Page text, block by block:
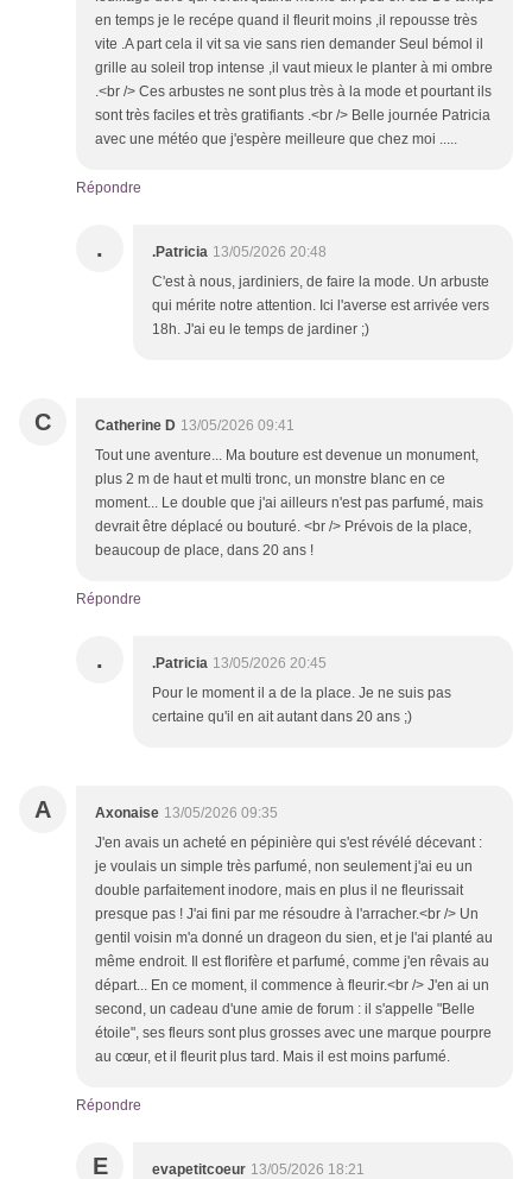
en temps je le recépe quand il fleurit moins ,il repousse très
vite .A part cela il vit sa vie sans rien demander Seul bémol il
grille au soleil trop intense ,il vaut mieux le planter à mi ombre
.<br /> Ces arbustes ne sont plus très à la mode et pourtant ils
sont très faciles et très gratifiants .<br /> Belle journée Patricia
avec une météo que j'espère meilleure que chez moi .....
Répondre
. .Patricia 13/05/2026 20:48
C'est à nous, jardiniers, de faire la mode. Un arbuste
qui mérite notre attention. Ici l'averse est arrivée vers
18h. J'ai eu le temps de jardiner ;)
C Catherine D 13/05/2026 09:41
Tout une aventure... Ma bouture est devenue un monument,
plus 2 m de haut et multi tronc, un monstre blanc en ce
moment... Le double que j'ai ailleurs n'est pas parfumé, mais
devrait être déplacé ou bouturé. <br /> Prévois de la place,
beaucoup de place, dans 20 ans !
Répondre
. .Patricia 13/05/2026 20:45
Pour le moment il a de la place. Je ne suis pas
certaine qu'il en ait autant dans 20 ans ;)
A Axonaise 13/05/2026 09:35
J'en avais un acheté en pépinière qui s'est révélé décevant :
je voulais un simple très parfumé, non seulement j'ai eu un
double parfaitement inodore, mais en plus il ne fleurissait
presque pas ! J'ai fini par me résoudre à l'arracher.<br /> Un
gentil voisin m'a donné un drageon du sien, et je l'ai planté au
même endroit. Il est florifère et parfumé, comme j'en rêvais au
départ... En ce moment, il commence à fleurir.<br /> J'en ai un
second, un cadeau d'une amie de forum : il s'appelle "Belle
étoile", ses fleurs sont plus grosses avec une marque pourpre
au cœur, et il fleurit plus tard. Mais il est moins parfumé.
Répondre
E evapetitcoeur 13/05/2026 18:21